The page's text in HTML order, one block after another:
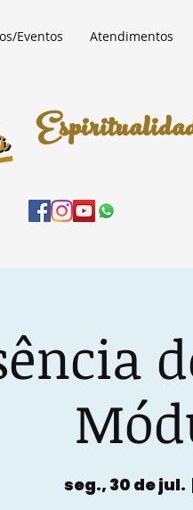
Eventos Atendimentos
seg., 30 de jul.